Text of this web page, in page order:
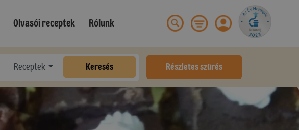
Olvasói receptek Rólunk
Receptek Keresés Részletes szűrés